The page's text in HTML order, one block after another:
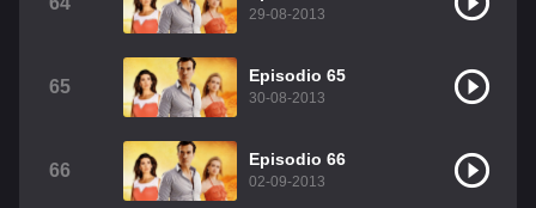
29-08-2013
65
Episodio 65
30-08-2013
66
Episodio 66
02-09-2013